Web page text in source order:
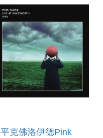
平克佛洛伊德Pink